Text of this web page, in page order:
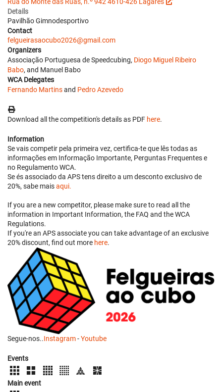
Details
Pavilhão Gimnodesportivo
Contact
felgueirasaocubo2026@gmail.com
Organizers
Associação Portuguesa de Speedcubing, Diogo Miguel Ribeiro
Babo, and Manuel Babo
WCA Delegates
Fernando Martinsand Pedro Azevedo
Download all the competition's details as PDF here.
Information
Se vais competir pela primeira vez, certifica-te que lês todas as
informações em Informação Importante, Perguntas Frequentes e
no Regulamento WCA.
Se és associado da APS tens direito a um desconto exclusivo de
20%, sabe maisaqui.
If you are a new competitor, please make sure to read all the
information in Important Information, the FAQ and the WCA
Regulations.
If you're an APS associate you can take advantage of an exclusive
20% discount, find out more here.
Segue-nos..Instagram-Youtube
Events
Main event